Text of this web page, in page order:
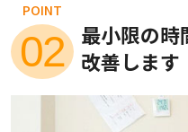
POINT
02 最小限の時
改善します